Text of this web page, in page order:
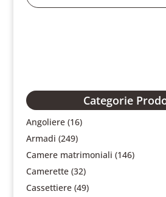
Categorie
Angoliere (16)
Armadi (249)
Camere matrimoniali (146)
Camerette (32)
Cassettiere (49)